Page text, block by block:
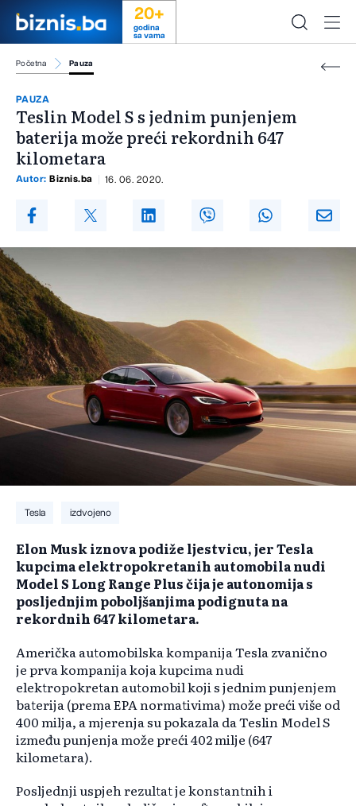
20+
godina
sa vama
Početna Pauza
PAUZA
Teslin Model S s jednim punjenjem
baterija može preći rekordnih 647
kilometara
Autor: Biznis.ba 16. 06. 2020.
Tesla izdvojeno
Elon Musk iznova podiže ljestvicu, jer Tesla
kupcima elektropokretanih automobila nudi
Model S Long Range Plus čija je autonomija s
posljednjim poboljšanjima podignuta na
rekordnih 647 kilometara.
Američka automobilska kompanija Tesla zvanično
je prva kompanija koja kupcima nudi
elektropokretan automobil koji s jednim punjenjem
baterija (prema EPA normativima) može preći više od
400 milja, a mjerenja su pokazala da Teslin Model S
između punjenja može preći 402 milje (647
kilometara).
Posljednji uspjeh rezultat je konstantnih i